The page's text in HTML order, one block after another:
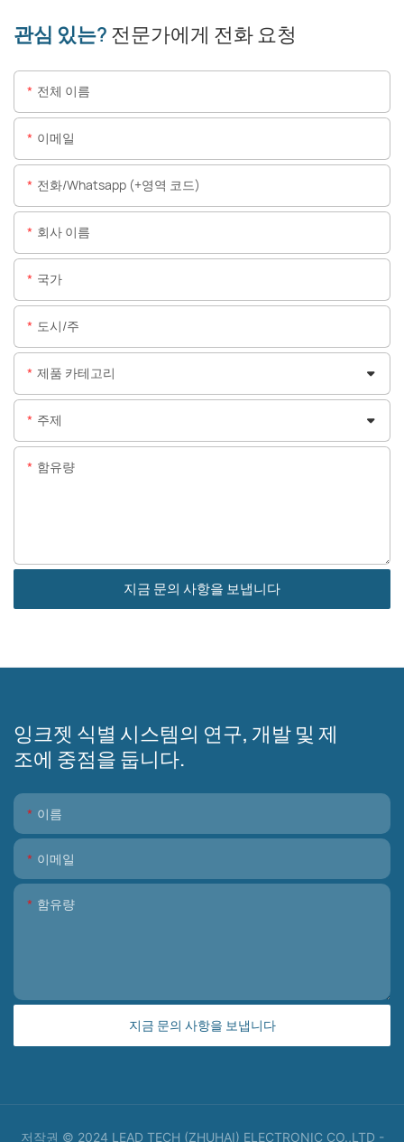
관심 있는? 전문가에게 전화 요청
전체 이름
이메일
전화/whatsapp (+영역 코드)
회사 이름
국가
도시/주
제품 카테고리
주제
함유량
지금 문의 사항을 보냅니다
잉크젯 식별 시스템의 연구, 개발 및 제
조에 중점을 둡니다.
이름
이메일
함유량
지금 문의 사항을 보냅니다
저작권 © 2024 LEAD TECH (ZHUHAI) ELECTRONIC CO.,LTD -